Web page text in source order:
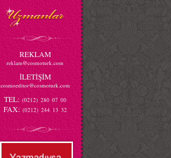
REKLAM
reklam@cosmoturk.com
İLETİŞİM
cosmoeditor@cosmoturk.com
TEL: (0212) 280 07 00
FAX: (0212) 244 13 32